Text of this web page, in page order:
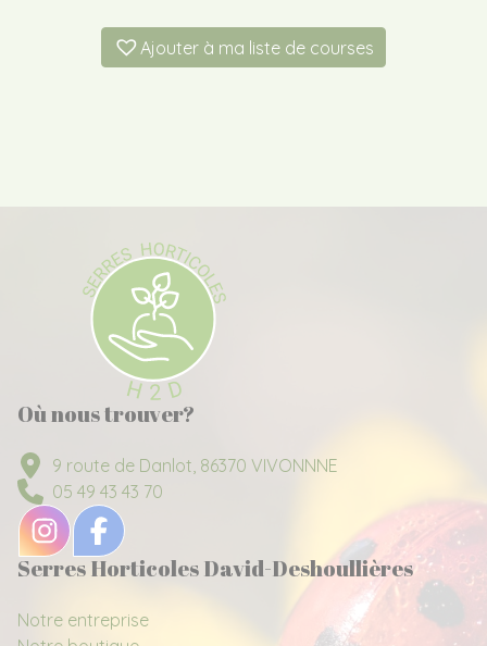
Ajouter à ma liste de courses
Où nous trouver?
9 route de Danlot, 86370 VIVONNNE
05 49 43 43 70
Serres Horticoles David-Deshoullières
Notre entreprise